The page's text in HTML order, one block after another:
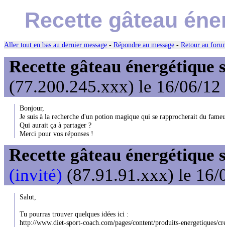
Recette gâteau
Aller tout en bas au dernier message - Répondre au message - Retour au
Recette gâteau énergétique
(77.200.245.xxx) le 16/06/12
Bonjour,
Je suis à la recherche d'un potion magique qui se rapprocherait du
Qui aurait ça à partager ?
Merci pour vos réponses !
Recette gâteau énergétique
(invité) (87.91.91.xxx) le 16/
Salut,
Tu pourras trouver quelques idées ici :
http://www.diet-sport-coach.com/pages/content/produits-energetiques/